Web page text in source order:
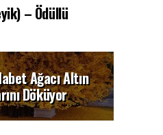
– Ödüllü
Ağacı Altın
Döküyor